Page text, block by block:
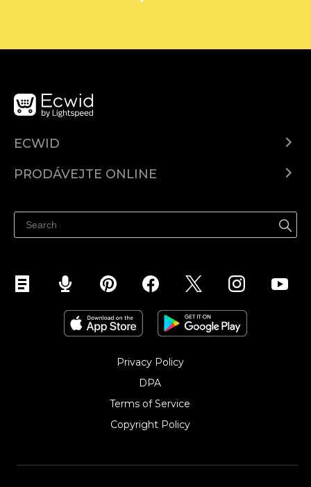
ECWID
Ceny
PRODÁVEJTE ONLINE
Prodávejte na Facebooku
Prodávejte na Instagramu
Privacy Policy
DPA
Terms of Service
Copyright Policy‎